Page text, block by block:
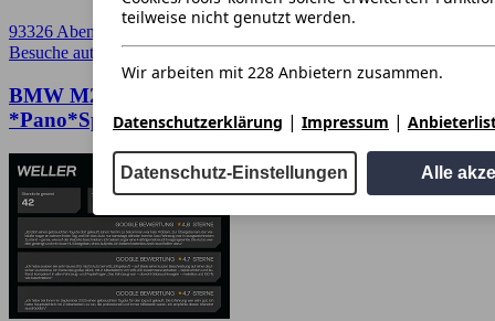
93326 Abensberg
Besuche autoscout24.de➚
BMW M235i Gran Coupe xDrive
*Pano*Sport*PDC*
teilweise nicht genutzt werden.
Wir arbeiten mit 228 Anbietern zusammen.
Datenschutzerklärung | Impressum |
Datenschutz-Einstellungen Alle